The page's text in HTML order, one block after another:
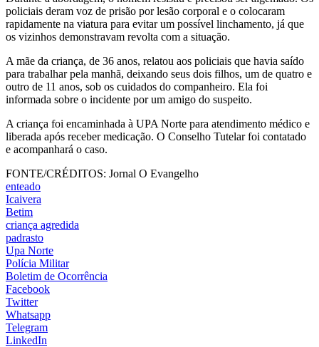
policiais deram voz de prisão por lesão corporal e o colocaram
rapidamente na viatura para evitar um possível linchamento, já que
os vizinhos demonstravam revolta com a situação.
A mãe da criança, de 36 anos, relatou aos policiais que havia saído
para trabalhar pela manhã, deixando seus dois filhos, um de quatro e
outro de 11 anos, sob os cuidados do companheiro. Ela foi
informada sobre o incidente por um amigo do suspeito.
A criança foi encaminhada à UPA Norte para atendimento médico e
liberada após receber medicação. O Conselho Tutelar foi contatado
e acompanhará o caso.
FONTE/CRÉDITOS: Jornal O Evangelho
enteado
Icaivera
Betim
criança agredida
padrasto
Upa Norte
Polícia Militar
Boletim de Ocorrência
Facebook
Twitter
Whatsapp
Telegram
LinkedIn